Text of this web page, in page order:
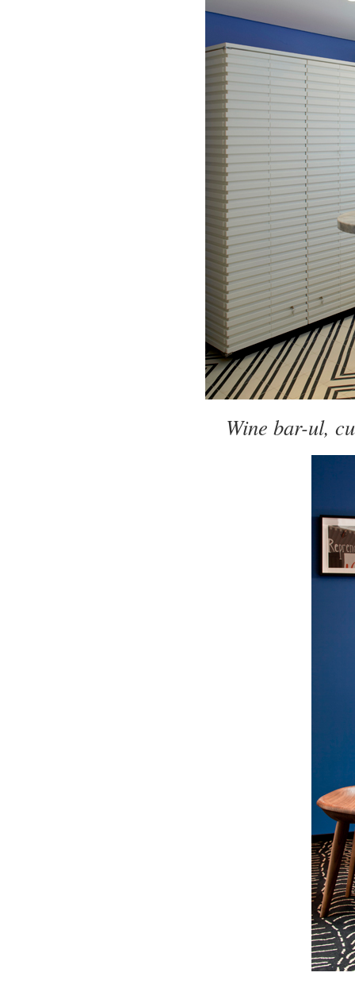
Wine bar-ul,